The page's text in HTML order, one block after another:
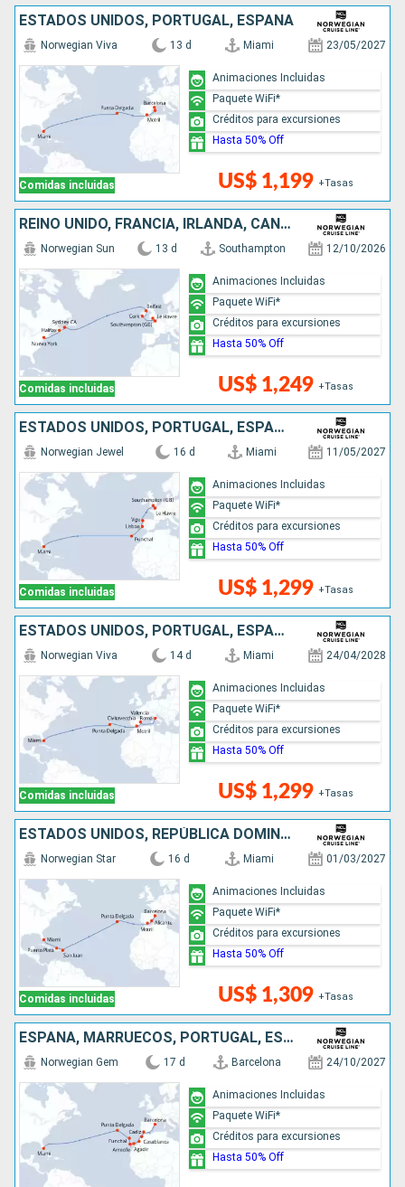
ESTADOS UNIDOS, PORTUGAL, ESPAÑA
Comidas incluidas
Norwegian Viva 13 d Miami 23/05/2027
US$ 1,199 +Tasas
Animaciones Incluidas
Paquete WiFi*
Créditos para excursiones
Hasta 50% Off
REINO UNIDO, FRANCIA, IRLANDA, CANADÁ, ESTADOS UNIDOS
Comidas incluidas
Norwegian Sun 13 d Southampton 12/10/2026
US$ 1,249 +Tasas
Animaciones Incluidas
Paquete WiFi*
Créditos para excursiones
Hasta 50% Off
ESTADOS UNIDOS, PORTUGAL, ESPAÑA, FRANCIA, REINO UNIDO
Comidas incluidas
Norwegian Jewel 16 d Miami 11/05/2027
US$ 1,299 +Tasas
Animaciones Incluidas
Paquete WiFi*
Créditos para excursiones
Hasta 50% Off
ESTADOS UNIDOS, PORTUGAL, ESPAÑA, ITALIA
Comidas incluidas
Norwegian Viva 14 d Miami 24/04/2028
US$ 1,299 +Tasas
Animaciones Incluidas
Paquete WiFi*
Créditos para excursiones
Hasta 50% Off
ESTADOS UNIDOS, REPÚBLICA DOMINICANA, PUERTO RICO, PORTUGAL, ESPAÑA
Comidas incluidas
Norwegian Star 16 d Miami 01/03/2027
US$ 1,309 +Tasas
Animaciones Incluidas
Paquete WiFi*
Créditos para excursiones
Hasta 50% Off
ESPAÑA, MARRUECOS, PORTUGAL, ESTADOS UNIDOS
Norwegian Gem 17 d Barcelona 24/10/2027
Animaciones Incluidas
Paquete WiFi*
Créditos para excursiones
Hasta 50% Off